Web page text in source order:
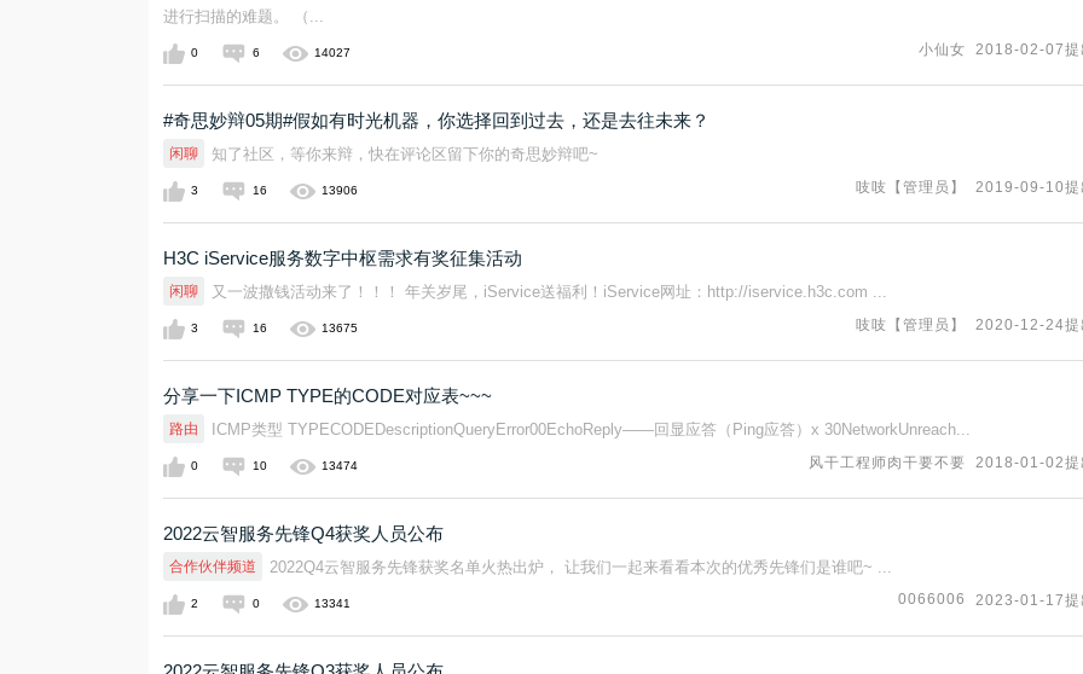
进行扫描的难题。 （...
0 6 14027 小仙女 2018-02-07提
#奇思妙辩05期#假如有时光机器，你选择回到过去，还是去往未来？
闲聊 知了社区，等你来辩，快在评论区留下你的奇思妙辩吧~
3 16 13906 吱吱【管理员】 2019-09-10提
H3C iService服务数字中枢需求有奖征集活动
闲聊 又一波撒钱活动来了！！！ 年关岁尾，iService送福利！iService网址：http://iservice.h3c.com ...
3 16 13675 吱吱【管理员】 2020-12-24提
分享一下ICMP TYPE的CODE对应表~~~
路由 ICMP类型 TYPECODEDescriptionQueryError00EchoReply——回显应答（Ping应答）x 30NetworkUnreach...
0 10 13474 风干工程师肉干要不要 2018-01-02提
2022云智服务先锋Q4获奖人员公布
合作伙伴频道 2022Q4云智服务先锋获奖名单火热出炉， 让我们一起来看看本次的优秀先锋们是谁吧~ ...
2 0 13341 0066006 2023-01-17提